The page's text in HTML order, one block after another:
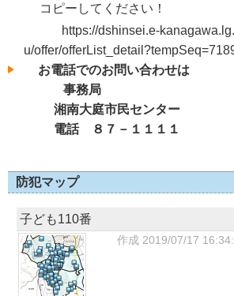
コピーしてください！
https://dshinsei.e-
u/offer/
お電話でのお問い合わせは
事務局
湘南大庭市民センター
電話 ８７－１１１１
防犯マップ
子ども110番
作成 2019/07/17